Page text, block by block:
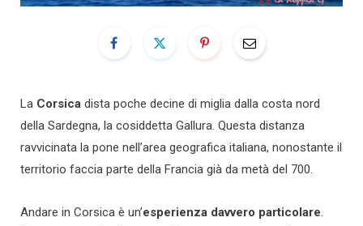
La Corsica dista poche decine di miglia dalla costa nord
della Sardegna, la cosiddetta Gallura. Questa distanza
ravvicinata la pone nell’area geografica italiana, nonostante il
territorio faccia parte della Francia già da metà del 700.
Andare in Corsica è un’esperienza davvero particolare.